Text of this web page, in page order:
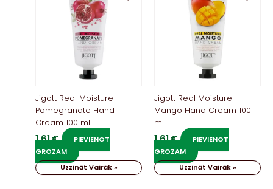
Jigott Real Moisture
Pomegranate Hand
Cream 100 ml
1,61€
PIEVIENOT
GROZAM
Uzzināt Vairāk »
Jigott Real Moisture
Mango Hand Cream 100
ml
1,61€
PIEVIENOT
GROZAM
Uzzināt Vairāk »